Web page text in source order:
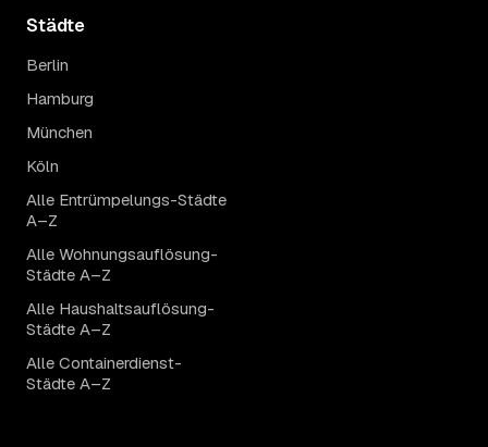
Städte
Berlin
Hamburg
München
Köln
Alle Entrümpelungs-Städte
A–Z
Alle Wohnungsauflösung-
Städte A–Z
Alle Haushaltsauflösung-
Städte A–Z
Alle Containerdienst-
Städte A–Z